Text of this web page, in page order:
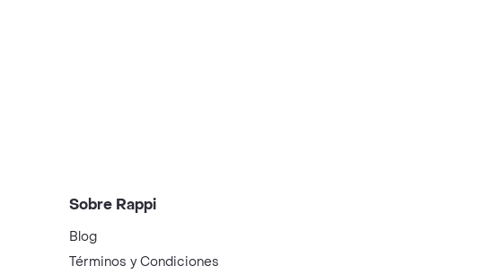
Sobre Rappi
Blog
Términos y Condiciones